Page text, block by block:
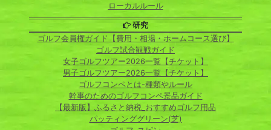
ローカルルール
研究
ゴルフ会員権ガイド【費用・相場・ホームコース選び】
ゴルフ試合観戦ガイド
女子ゴルフツアー2026一覧【チケット】
男子ゴルフツアー2026一覧【チケット】
ゴルフコンペとは-種類やルール
幹事のためのゴルフコンペ景品ガイド
【最新版】ふるさと納税_おすすめゴルフ用品
パッティンググリーン(芝)